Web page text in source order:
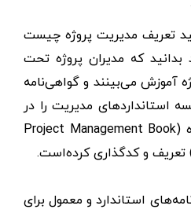
تعریف مدیریت پروژه چیست
که مدیران پروژه تحت‌
آموزش می‌بینند و گواهی‌نامه
استانداردهای مدیریت را در
کتاب دانش مدیریت پروژه (Project Management Book
استاندارد و معمول برای